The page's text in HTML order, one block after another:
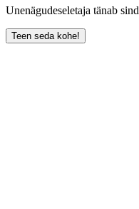
Unenägudeseletaja tänab
Teen seda kohe!